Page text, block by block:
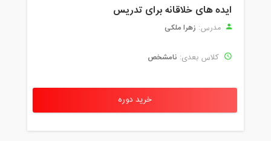
ایده های خلاقانه برای تدریس
مدرس: زهرا ملکی
کلاس بعدی: نامشخص
خرید دوره